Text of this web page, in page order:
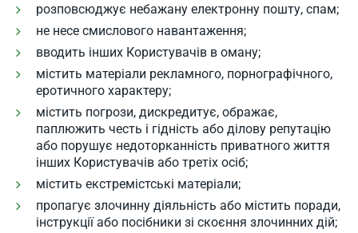
розповсюджує небажану електронну пошту, спам;
не несе смислового навантаження;
вводить інших Користувачів в оману;
містить матеріали рекламного, порнографічного,
еротичного характеру;
містить погрози, дискредитує, ображає,
паплюжить честь і гідність або ділову репутацію
або порушує недоторканність приватного життя
інших Користувачів або третіх осіб;
містить екстремістські матеріали;
пропагує злочинну діяльність або містить поради,
інструкції або посібники зі скоєння злочинних дій;